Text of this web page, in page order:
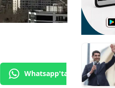
Whatsapp'tan Gönder